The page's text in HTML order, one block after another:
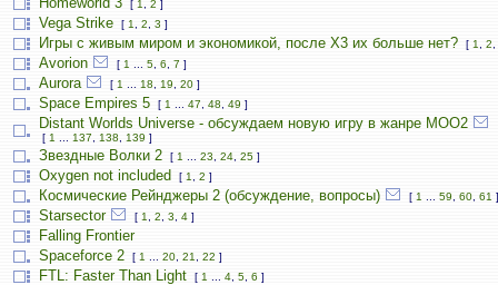
[ 1 2 ]
Vega Strike [ 1 2 3 ]
Игры с живым миром и экономикой, после X3 их больше нет? [ 1 2
Avorion [ 1 5 6 7 ]
Aurora [ 1 18 19 20 ]
Space Empires 5 [ 1 47 48 49 ]
Distant Worlds Universe - обсуждаем новую игру в жанре MOO2
[ 1 137 138 139 ]
Звездные Волки 2 [ 1 23 24 25 ]
Oxygen not included [ 1 2 ]
Космические Рейнджеры 2 (обсуждение, вопросы) [ 1 59 60 61 ]
Starsector [ 1 2 3 4 ]
Falling Frontier
Spaceforce 2
[ 1 20 21 22 ]
FTL: Faster Than Light [ 1 4 5 6 ]